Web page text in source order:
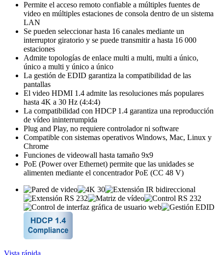
Permite el acceso remoto confiable a múltiples fuentes de
video en múltiples estaciones de consola dentro de un sistema
LAN
Se pueden seleccionar hasta 16 canales mediante un
interruptor giratorio y se puede transmitir a hasta 16 000
estaciones
Admite topologías de enlace multi a multi, multi a único,
único a multi y único a único
La gestión de EDID garantiza la compatibilidad de las
pantallas
El video HDMI 1.4 admite las resoluciones más populares
hasta 4K a 30 Hz (4:4:4)
La compatibilidad con HDCP 1.4 garantiza una reproducción
de vídeo ininterrumpida
Plug and Play, no requiere controlador ni software
Compatible con sistemas operativos Windows, Mac, Linux y
Chrome
Funciones de videowall hasta tamaño 9x9
PoE (Power over Ethernet) permite que las unidades se
alimenten mediante el concentrador PoE (CC 48 V)